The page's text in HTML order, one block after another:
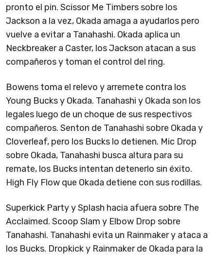
pronto el pin. Scissor Me Timbers sobre los
Jackson a la vez, Okada amaga a ayudarlos pero
vuelve a evitar a Tanahashi. Okada aplica un
Neckbreaker a Caster, los Jackson atacan a sus
compañeros y toman el control del ring.
Bowens toma el relevo y arremete contra los
Young Bucks y Okada. Tanahashi y Okada son los
legales luego de un choque de sus respectivos
compañeros. Senton de Tanahashi sobre Okada y
Cloverleaf, pero los Bucks lo detienen. Mic Drop
sobre Okada, Tanahashi busca altura para su
remate, los Bucks intentan detenerlo sin éxito.
High Fly Flow que Okada detiene con sus rodillas.
Superkick Party y Splash hacia afuera sobre The
Acclaimed. Scoop Slam y Elbow Drop sobre
Tanahashi. Tanahashi evita un Rainmaker y ataca a
los Bucks. Dropkick y Rainmaker de Okada para la